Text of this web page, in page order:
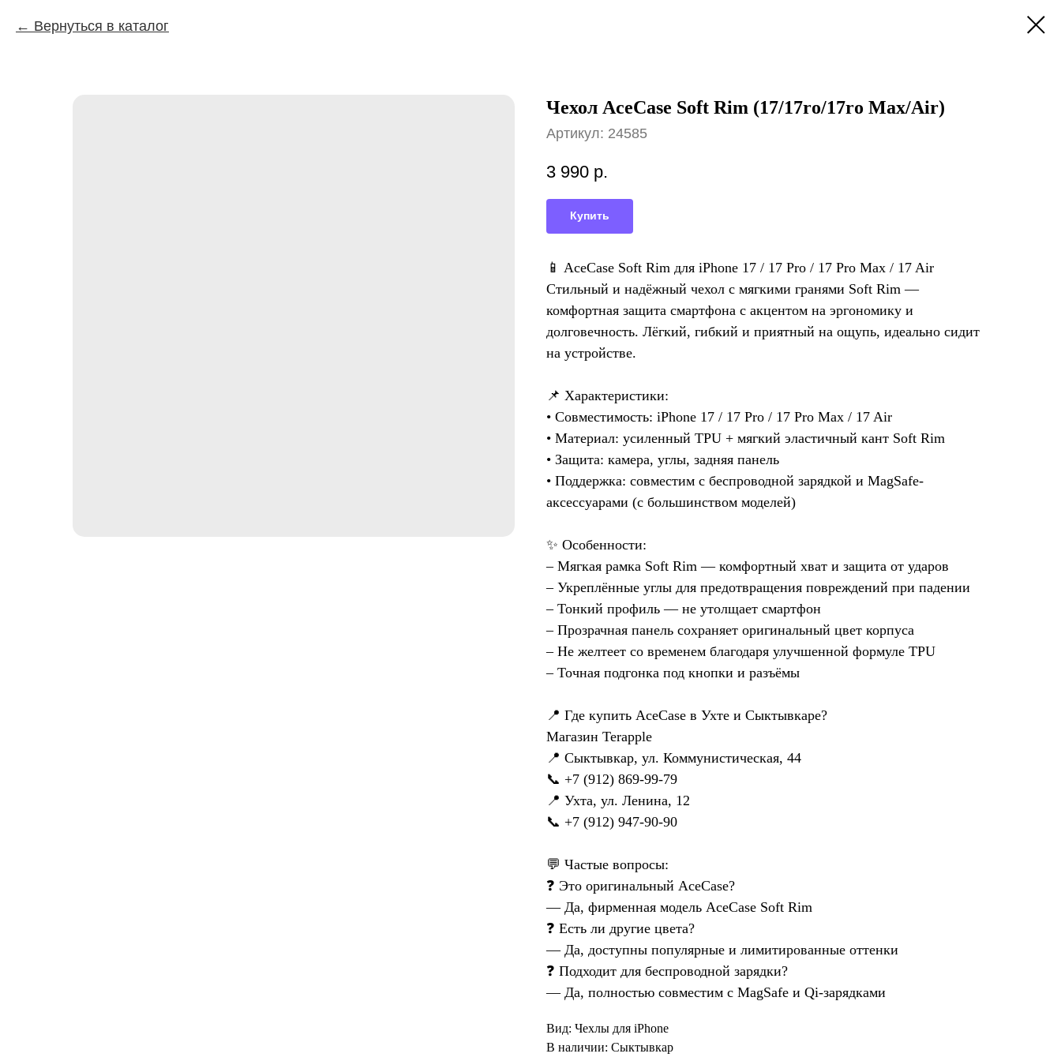
Вернуться в каталог
Чехол AceCase Soft Rim (17/17ro/17ro Max/Air)
Артикул: 24585
3 990 р.
Купить
📱 AceCase Soft Rim для iPhone 17 / 17 Pro / 17 Pro Max / 17 Air
Стильный и надёжный чехол с мягкими гранями Soft Rim —
комфортная защита смартфона с акцентом на эргономику и
долговечность. Лёгкий, гибкий и приятный на ощупь, идеально сидит
на устройстве.
📌 Характеристики:
• Совместимость: iPhone 17 / 17 Pro / 17 Pro Max / 17 Air
• Материал: усиленный TPU + мягкий эластичный кант Soft Rim
• Защита: камера, углы, задняя панель
• Поддержка: совместим с беспроводной зарядкой и MagSafe-
аксессуарами (с большинством моделей)
✨ Особенности:
– Мягкая рамка Soft Rim — комфортный хват и защита от ударов
– Укреплённые углы для предотвращения повреждений при падении
– Тонкий профиль — не утолщает смартфон
– Прозрачная панель сохраняет оригинальный цвет корпуса
– Не желтеет со временем благодаря улучшенной формуле TPU
– Точная подгонка под кнопки и разъёмы
📍 Где купить AceCase в Ухте и Сыктывкаре?
Магазин Terapple
📍 Сыктывкар, ул. Коммунистическая, 44
📞 +7 (912) 869-99-79
📍 Ухта, ул. Ленина, 12
📞 +7 (912) 947-90-90
💬 Частые вопросы:
❓ Это оригинальный AceCase?
— Да, фирменная модель AceCase Soft Rim
❓ Есть ли другие цвета?
— Да, доступны популярные и лимитированные оттенки
❓ Подходит для беспроводной зарядки?
— Да, полностью совместим с MagSafe и Qi-зарядками
Вид: Чехлы для iPhone
В наличии: Сыктывкар